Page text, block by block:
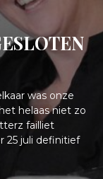
was onze
helaas niet zo
failliet
25 juli definitief